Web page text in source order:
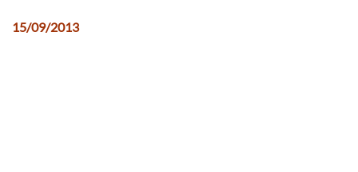
15/09/2013